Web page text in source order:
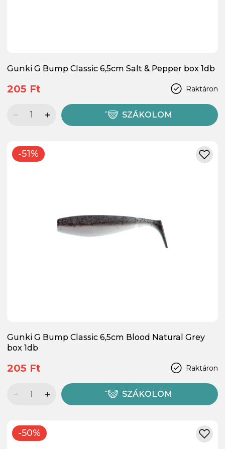
Gunki G Bump Classic 6,5cm Salt & Pepper box 1db
Raktáron
205 Ft
SZÁKOLOM
-51%
Gunki G Bump Classic 6,5cm Blood Natural Grey
box 1db
Raktáron
205 Ft
SZÁKOLOM
-50%